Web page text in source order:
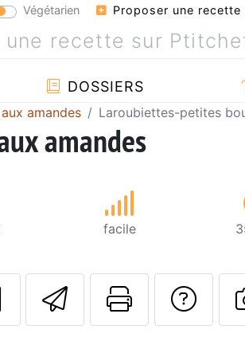
Végétarien Proposer une recette
DOSSIERS
amandes Laroubiettes-petites
amandes
facile
Envoyer